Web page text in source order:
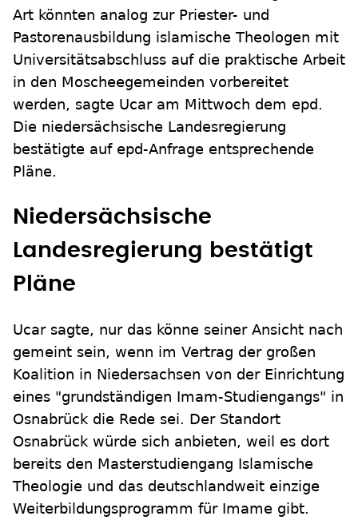
Art könnten analog zur Priester- und
Pastorenausbildung islamische Theologen mit
Universitätsabschluss auf die praktische Arbeit
in den Moscheegemeinden vorbereitet
werden, sagte Ucar am Mittwoch dem epd.
Die niedersächsische Landesregierung
bestätigte auf epd-Anfrage entsprechende
Pläne.
Niedersächsische
Landesregierung bestätigt
Pläne
Ucar sagte, nur das könne seiner Ansicht nach
gemeint sein, wenn im Vertrag der großen
Koalition in Niedersachsen von der Einrichtung
eines "grundständigen Imam-Studiengangs" in
Osnabrück die Rede sei. Der Standort
Osnabrück würde sich anbieten, weil es dort
bereits den Masterstudiengang Islamische
Theologie und das deutschlandweit einzige
Weiterbildungsprogramm für Imame gibt.